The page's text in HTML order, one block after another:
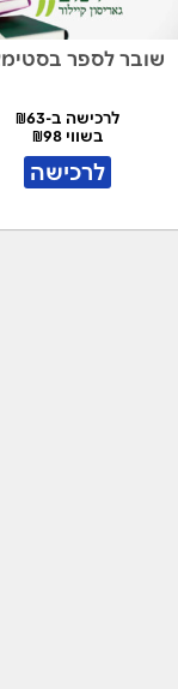
שובר לספר
לרכישה ב-₪63
בשווי ₪98
לרכישה